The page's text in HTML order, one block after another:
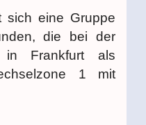
sich eine Gruppe
die bei der
in Frankfurt als
1 mit